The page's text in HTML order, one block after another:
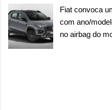
equipado com
capaz de
separou a
esportivo será
de 2026, ou
julho e
o dia 30 de
Fiat convoca
com ano/
no airbag do
de outubro de